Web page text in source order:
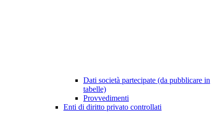
Dati società partecipate (da pubblicare in
tabelle)
Provvedimenti
Enti di diritto privato controllati